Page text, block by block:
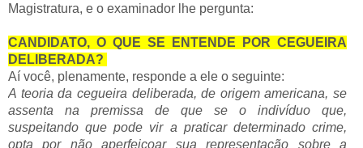
Magistratura, e o examinador lhe pergunta:
CANDIDATO, O QUE SE ENTENDE POR CEGUEIRA
DELIBERADA?
Aí você, plenamente, responde a ele o seguinte:
A teoria da cegueira deliberada, de origem americana, se
assenta na premissa de que se o indivíduo que,
suspeitando que pode vir a praticar determinado crime,
opta por não aperfeiçoar sua representação sobre a